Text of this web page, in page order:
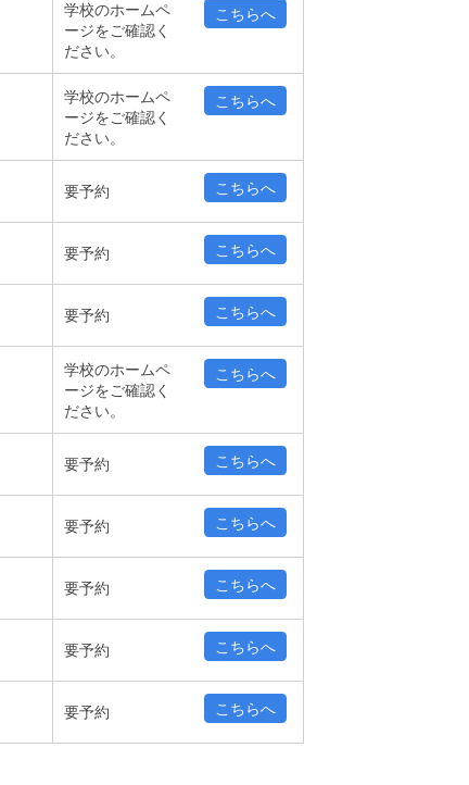
学校のホームペ
ージをご確認く
ださい。
こちらへ
学校のホームペ
ージをご確認く
ださい。
こちらへ
要予約 こちらへ
要予約 こちらへ
要予約 こちらへ
学校のホームペ
ージをご確認く
ださい。
こちらへ
要予約 こちらへ
要予約 こちらへ
要予約 こちらへ
要予約 こちらへ
要予約 こちらへ